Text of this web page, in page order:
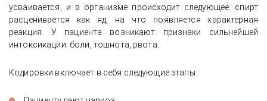
усваивается, и в организме происходит следующее: спирт
расценивается как яд, на что появляется характерная
реакция. У пациента возникают признаки сильнейшей
интоксикации: боли, тошнота, рвота.
Кодировки включает в себя следующие этапы: